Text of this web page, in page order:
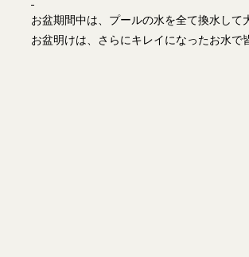
お盆期間中は、プールの水を全て換水して
お盆明けは、さらにキレイになったお水